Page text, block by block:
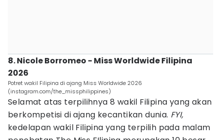
8. Nicole Borromeo - Miss Worldwide Filipina
2026
Potret wakil Filipina di ajang Miss Worldwide 2026
(instagram.com/the_missphilippines)
Selamat atas terpilihnya 8 wakil Filipina yang akan
berkompetisi di ajang kecantikan dunia. FYI,
kedelapan wakil Filipina yang terpilih pada malam